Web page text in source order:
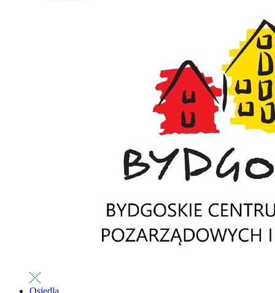
Osiedla